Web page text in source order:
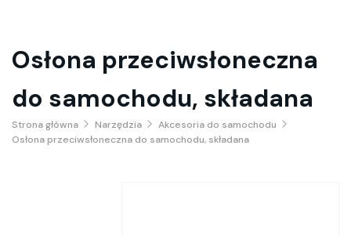
Osłona przeciwsłoneczna
do samochodu, składana
Strona główna Narzędzia
Akcesoria do samochodu
Osłona przeciwsłoneczna do samochodu, składana